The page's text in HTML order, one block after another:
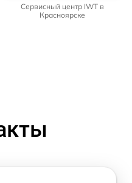
Сервисный центр IWT в
Красноярске